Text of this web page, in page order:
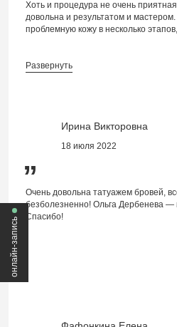
Хоть и процедура не очень
довольна и результатом и
проблемную кожу в несколько этапов,
Развернуть
Ирина Викторовна
18 июля 2022
”
Очень довольна татуажем бровей,
безболезненно! Ольга Дербенева —
Спасибо!
онлайн-запись